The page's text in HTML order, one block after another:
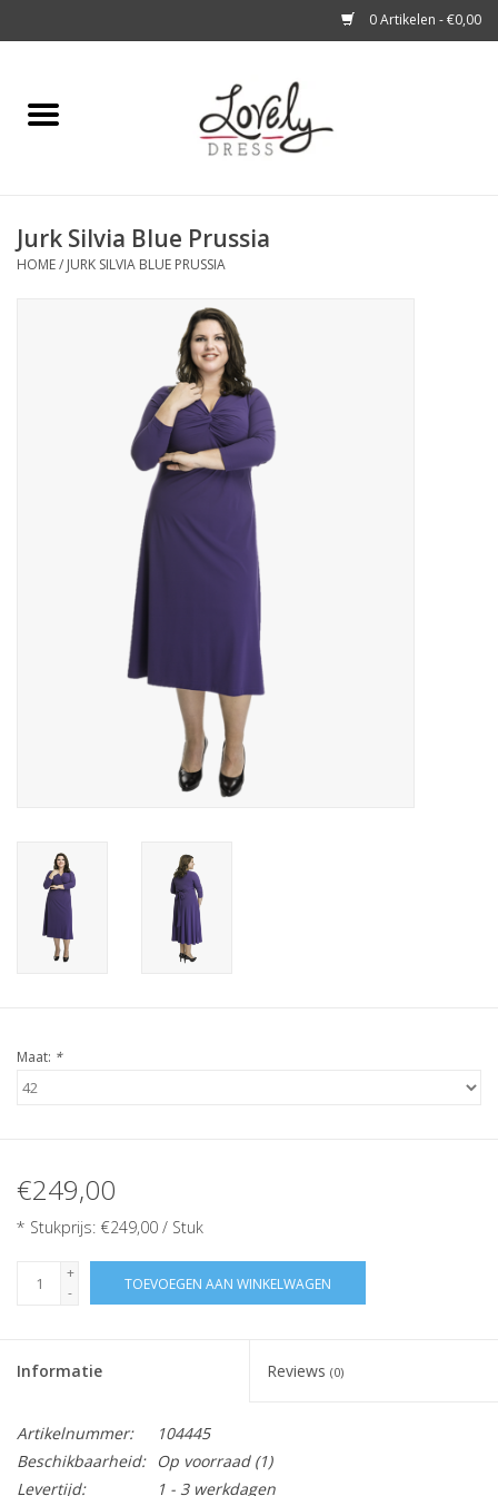
0 Artikelen - €0,00
Home
A story about
Jurk Silvia Blue Prussia
HOME/ JURK SILVIA BLUE PRUSSIA
Maat: *
€249,00
* Stukprijs: €249,00 / Stuk
+
-
TOEVOEGEN AAN WINKELWAGEN
Informatie Reviews (0)
Artikelnummer:
104445
Beschikbaarheid:
Op voorraad(1)
Levertijd:
1 - 3 werkdagen